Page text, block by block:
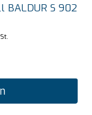
BALDUR S 902